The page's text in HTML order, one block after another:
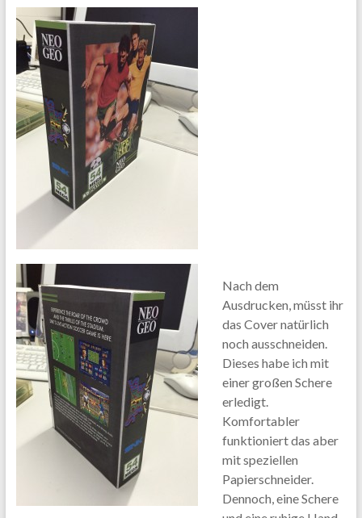
Nach dem
Ausdrucken, müsst ihr
das Cover natürlich
noch ausschneiden.
Dieses habe ich mit
einer großen Schere
erledigt.
Komfortabler
funktioniert das aber
mit speziellen
Papierschneider.
Dennoch, eine Schere